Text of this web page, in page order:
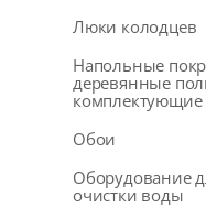
Люки колодцев
Напольные
деревянные
комплектующие
Обои
Оборудование
очистки воды